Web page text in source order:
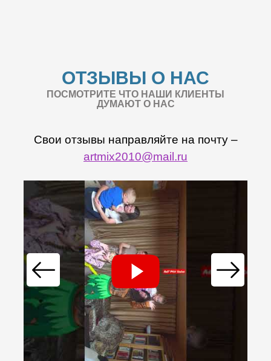
ОТЗЫВЫ О НАС
ПОСМОТРИТЕ ЧТО НАШИ КЛИЕНТЫ
ДУМАЮТ О НАС
Свои отзывы направляйте на почту –
artmix2010@mail.ru